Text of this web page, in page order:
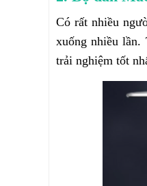
Có rất nhiều
xuống nhiều lần.
trải nghiệm tốt